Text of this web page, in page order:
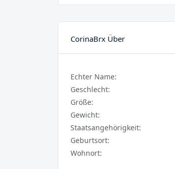
CorinaBrx Über
Echter Name:
Geschlecht:
Größe:
Gewicht:
Staatsangehörigkeit:
Geburtsort:
Wohnort: